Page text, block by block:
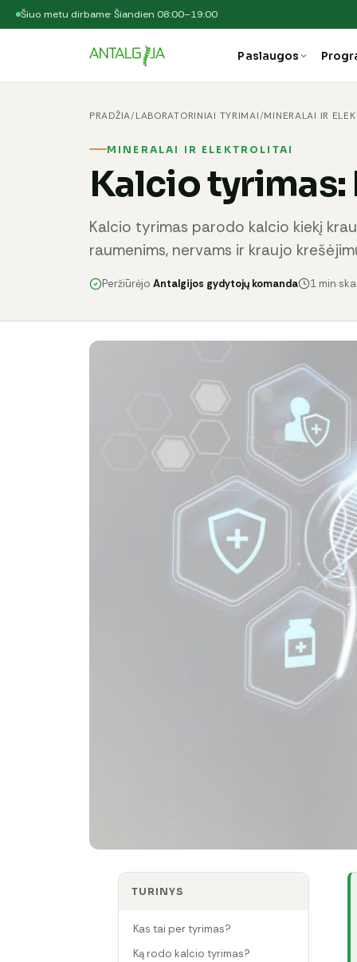
Šiuo metu dirbame· Šiandien 08:00–19:00
Paslaugos
PRADŽIA/LABORATORINIAI TYRIMAI/MINERALAI IR
MINERALAI IR ELEKTROLITAI
Kalcio tyrimas:
Kalcio tyrimas parodo kalcio kiekį
raumenims, nervams ir kraujo
Peržiūrėjo Antalgijos gydytojų komanda 1 min
TURINYS
Kas tai per tyrimas?
Ką rodo kalcio tyrimas?